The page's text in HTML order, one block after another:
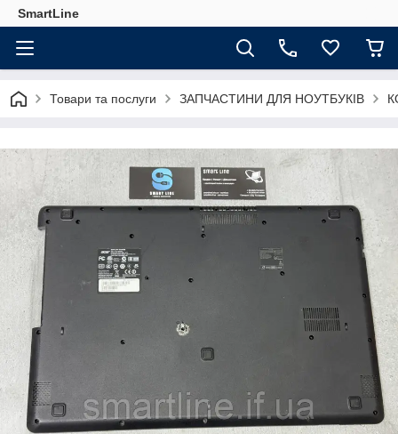
SmartLine
Товари та послуги ЗАПЧАСТИНИ ДЛЯ НОУТБУКІВ